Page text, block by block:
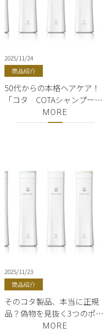
2025/11/24
商品紹介
50代からの本格ヘアケア！
「コタ COTAシャンプー＆
トリートメント」美容師お
すすめ人気TOP３！銀座美
MORE
2025/11/23
商品紹介
そのコタ製品、本当に正規
品？偽物を見抜く3つのポイ
ント＆正規品購入徹底ガイ
MORE